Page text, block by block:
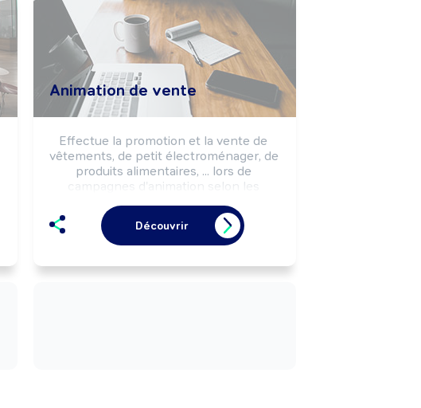
Animation de vente
Effectue la promotion et la vente de
vêtements, de petit électroménager, de
produits alimentaires, ... lors de
campagnes d'animation selon les
promotionnelle, lancement de produit,
...) d'une marque, d'un client.
Découvrir